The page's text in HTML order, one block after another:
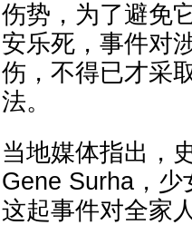
伤势，为了避免
安乐死，事件对
伤，不得已才采
法。
当地媒体指出，
Gene Surha，
这起事件对全家